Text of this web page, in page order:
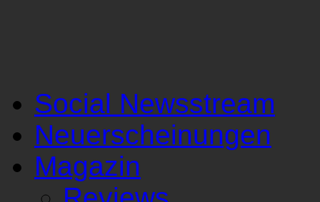
Social Newsstream
Neuerscheinungen
Magazin